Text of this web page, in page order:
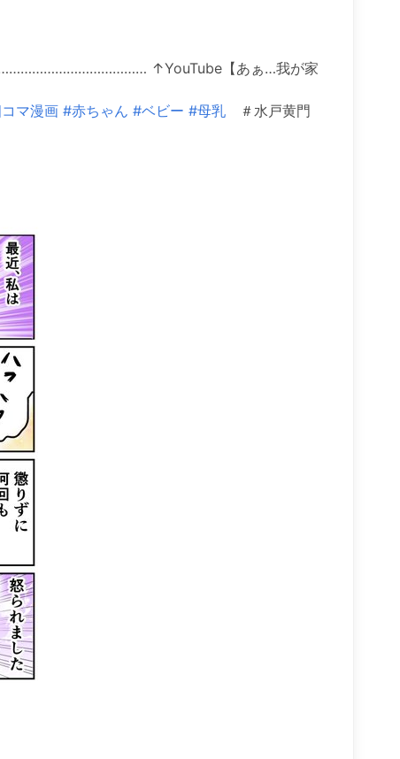
↑YouTube【あぁ…我が家
マ漫画 #赤ちゃん #ベビー #母乳＃水戸黄門